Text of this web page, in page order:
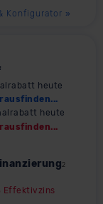
Konfigurator »
heute
heute
2
Effektivzins